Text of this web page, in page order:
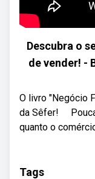
Descubra o
de vender! -
O livro "Negócio
da Sêfer! ⠀
quanto o
Tags